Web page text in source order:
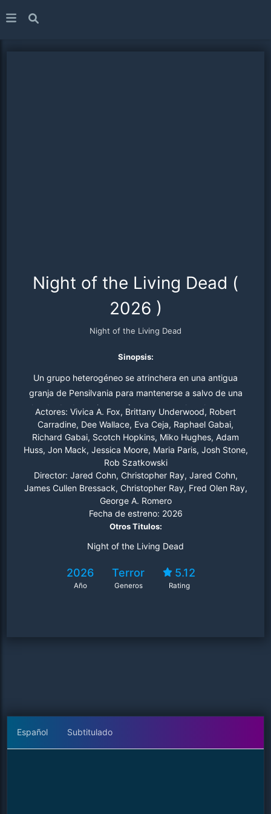
Night of the Living Dead (
2026 )
Night of the Living Dead
Sinopsis:
Un grupo heterogéneo se atrinchera en una antigua
granja de Pensilvania para mantenerse a salvo de una
horda de demonios carnívoros que asolan el noreste.
Actores: Vivica A. Fox, Brittany Underwood, Robert
Carradine, Dee Wallace, Eva Ceja, Raphael Gabai,
Richard Gabai, Scotch Hopkins, Miko Hughes, Adam
Huss, Jon Mack, Jessica Moore, Maria Paris, Josh Stone,
Rob Szatkowski
Director: Jared Cohn, Christopher Ray, Jared Cohn,
James Cullen Bressack, Christopher Ray, Fred Olen Ray,
George A. Romero
Fecha de estreno: 2026
Otros Titulos:
Night of the Living Dead
2026
Año
Terror
Generos
5.12
Rating
Español Subtitulado